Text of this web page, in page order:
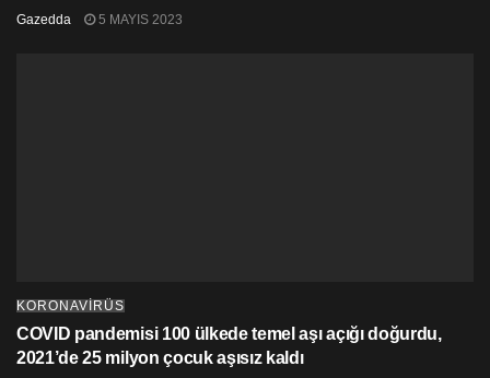
Gazedda 5 MAYIS 2023
KORONAVİRÜS
COVID pandemisi 100 ülkede temel aşı açığı doğurdu,
2021’de 25 milyon çocuk aşısız kaldı